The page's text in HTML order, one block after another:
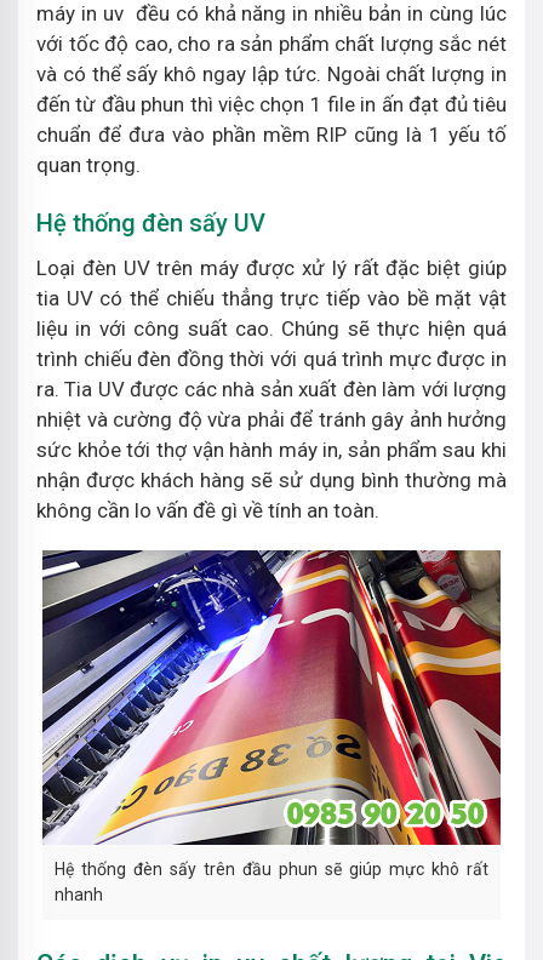
máy in uv đều có khả năng in nhiều bản in cùng lúc
với tốc độ cao, cho ra sản phẩm chất lượng sắc nét
và có thể sấy khô ngay lập tức. Ngoài chất lượng in
đến từ đầu phun thì việc chọn 1 file in ấn đạt đủ tiêu
chuẩn để đưa vào phần mềm RIP cũng là 1 yếu tố
quan trọng.
Hệ thống đèn sấy UV
Loại đèn UV trên máy được xử lý rất đặc biệt giúp
tia UV có thể chiếu thẳng trực tiếp vào bề mặt vật
liệu in với công suất cao. Chúng sẽ thực hiện quá
trình chiếu đèn đồng thời với quá trình mực được in
ra. Tia UV được các nhà sản xuất đèn làm với lượng
nhiệt và cường độ vừa phải để tránh gây ảnh hưởng
sức khỏe tới thợ vận hành máy in, sản phẩm sau khi
nhận được khách hàng sẽ sử dụng bình thường mà
không cần lo vấn đề gì về tính an toàn.
Hệ thống đèn sấy trên đầu phun sẽ giúp mực khô rất
nhanh